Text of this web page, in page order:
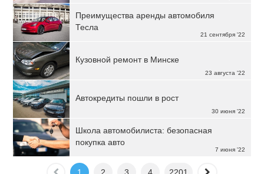
21 сентября '22
Преимущества аренды автомобиля
Тесла
23 августа '22
Кузовной ремонт в Минске
30 июня '22
Автокредиты пошли в рост
7 июня '22
Школа автомобилиста: безопасная
покупка авто